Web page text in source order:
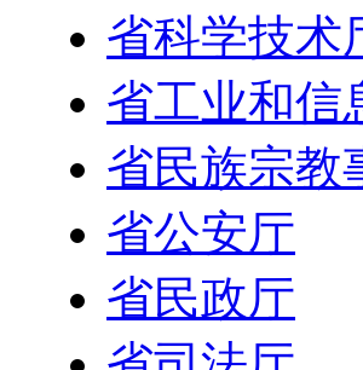
省科学技术
省工业和信
省民族宗教
省公安厅
省民政厅